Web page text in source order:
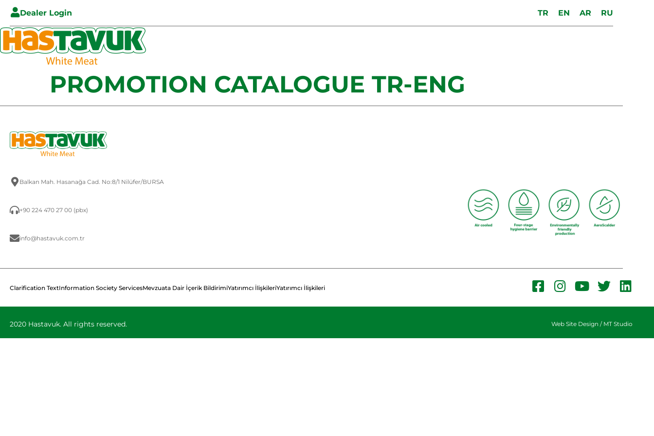
Dealer Login TR EN AR RU
PROMOTION CATALOGUE TR-ENG
Balkan Mah. Hasanağa Cad. No:8/1 Nilüfer/BURSA
+90 224 470 27 00 (pbx)
info@hastavuk.com.tr
Clarification TextInformation Society ServicesMevzuata Dair İçerik BildirimiYatırımcı İlişkileriYatırımcı İlişkileri
2020 Hastavuk. All rights reserved. Web Site Design / MT Studio